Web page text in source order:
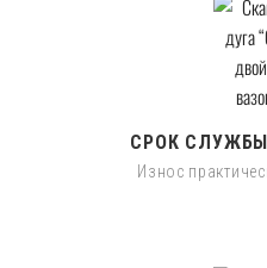
СРОК СЛУЖБЫ
Износ